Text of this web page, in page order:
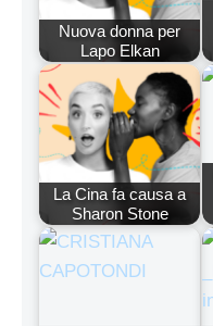
Nuova donna per
Lapo Elkan
La Cina fa causa a
Sharon Stone